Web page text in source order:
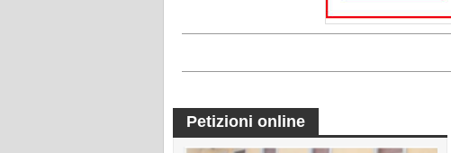
Petizioni online